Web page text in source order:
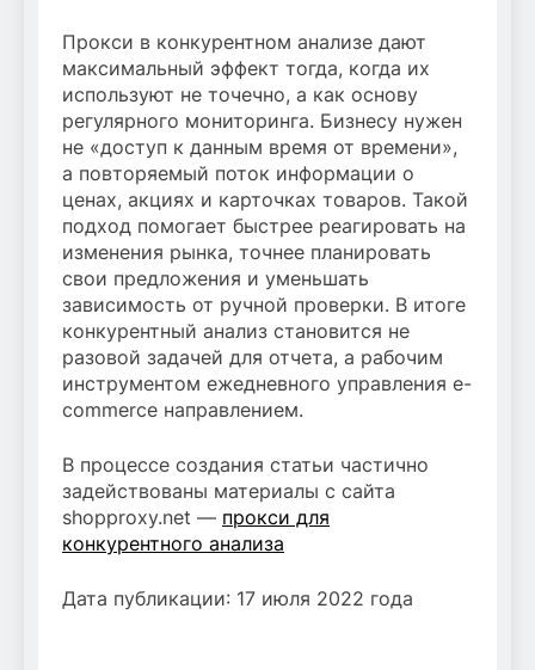
Прокси в конкурентном анализе дают
максимальный эффект тогда, когда их
используют не точечно, а как основу
регулярного мониторинга. Бизнесу нужен
не «доступ к данным время от времени»,
а повторяемый поток информации о
ценах, акциях и карточках товаров. Такой
подход помогает быстрее реагировать на
изменения рынка, точнее планировать
свои предложения и уменьшать
зависимость от ручной проверки. В итоге
конкурентный анализ становится не
разовой задачей для отчета, а рабочим
инструментом ежедневного управления e-
commerce направлением.
В процессе создания статьи частично
задействованы материалы с сайта
shopproxy.net — прокси для
конкурентного анализа
Дата публикации: 17 июля 2022 года